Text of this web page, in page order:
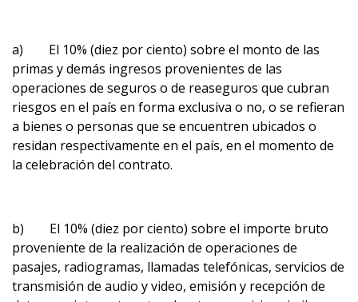
a) El 10% (diez por ciento) sobre el monto de las
primas y demás ingresos provenientes de las
operaciones de seguros o de reaseguros que cubran
riesgos en el país en forma exclusiva o no, o se refieran
a bienes o personas que se encuentren ubicados o
residan respectivamente en el país, en el momento de
la celebración del contrato.
b) El 10% (diez por ciento) sobre el importe bruto
proveniente de la realización de operaciones de
pasajes, radiogramas, llamadas telefónicas, servicios de
transmisión de audio y video, emisión y recepción de